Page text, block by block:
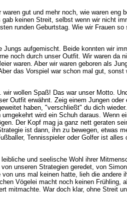
gut und mehr noch, wie waren eng
keinen Streit, selbst wenn wir nicht
runden Geburtstag. Wie wir Frauen so
aufgemischt. Beide konnten wir
noch durch unser Outfit. Wir waren da
waren. Aber wir waren geboren als
das Vorspiel war schon mal gut, sonst
wollen Spaß! Das war unser Motto.
Outfit erwähnt. Zeig einem Jungen oder
haben, "verschließt" du dich
wird ein Schuh daraus. Wenn
Der Kopf mag ja ganz nett geraten
ist dann, ihn zu bewegen, etwas
Tennisspieler oder Golfer ist alles
und seelische Wohl ihrer
unseren Strategien geredet, von
uns mal keinen hatte, lieh die andere
Vögelei macht noch keinen Frühling,
mitmachte. War doch klar, ohne Streit